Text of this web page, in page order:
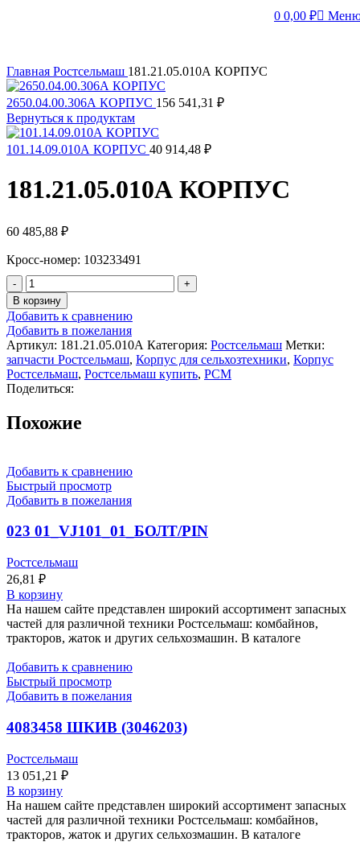
0 0,00 ₽
Главная Ростсельмаш 181.21.05.010А КОРПУС
2650.04.00.306А КОРПУС 156 541,31 ₽
Вернуться к продуктам
101.14.09.010А КОРПУС 40 914,48 ₽
181.21.05.010А КОРПУС
60 485,88 ₽
Кросс-номер: 103233491
Количество
товара
181.21.05.010А
КОРПУС
В корзину
Добавить к сравнению
Добавить в пожелания
Артикул: 181.21.05.010А Категория: Ростсельмаш Метки:
запчасти Ростсельмаш, Корпус для сельхозтехники, Корпус
Ростсельмаш, Ростсельмаш купить, РСМ
Поделиться:
Похожие
Добавить к сравнению
Быстрый просмотр
Добавить в пожелания
023 01_VJ101_01_БОЛТ/PIN
Ростсельмаш
26,81 ₽
В корзину
На нашем сайте представлен широкий ассортимент запасных
частей для различной техники Ростсельмаш: комбайнов,
тракторов, жаток и других сельхозмашин. В каталоге
Добавить к сравнению
Быстрый просмотр
Добавить в пожелания
4083458 ШКИВ (3046203)
Ростсельмаш
13 051,21 ₽
В корзину
На нашем сайте представлен широкий ассортимент запасных
частей для различной техники Ростсельмаш: комбайнов,
тракторов, жаток и других сельхозмашин. В каталоге